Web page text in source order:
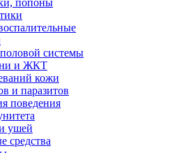
попоны
системы
и ЖКТ
кожи
и паразитов
поведения
ушей
средства